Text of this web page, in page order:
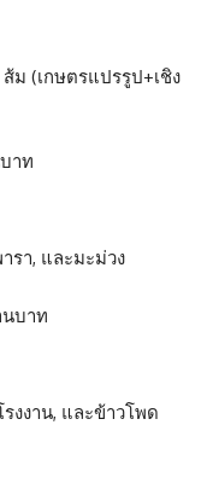
ม (เกษตรแปรรูป+เชิง
าท
รา, และมะม่วง
นบาท
งงาน, และข้าวโพด